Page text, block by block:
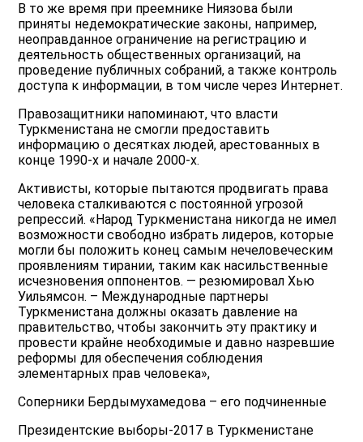
В то же время при преемнике Ниязова были
приняты недемократические законы, например,
неоправданное ограничение на регистрацию и
деятельность общественных организаций, на
проведение публичных собраний, а также контроль
доступа к информации, в том числе через Интернет.
Правозащитники напоминают, что власти
Туркменистана не смогли предоставить
информацию о десятках людей, арестованных в
конце 1990-х и начале 2000-х.
Активисты, которые пытаются продвигать права
человека сталкиваются с постоянной угрозой
репрессий. «Народ Туркменистана никогда не имел
возможности свободно избрать лидеров, которые
могли бы положить конец самым нечеловеческим
проявлениям тирании, таким как насильственные
исчезновения оппонентов. — резюмировал Хью
Уильямсон. – Международные партнеры
Туркменистана должны оказать давление на
правительство, чтобы закончить эту практику и
провести крайне необходимые и давно назревшие
реформы для обеспечения соблюдения
элементарных прав человека»,
Соперники Бердымухамедова – его подчиненные
Президентские выборы-2017 в Туркменистане